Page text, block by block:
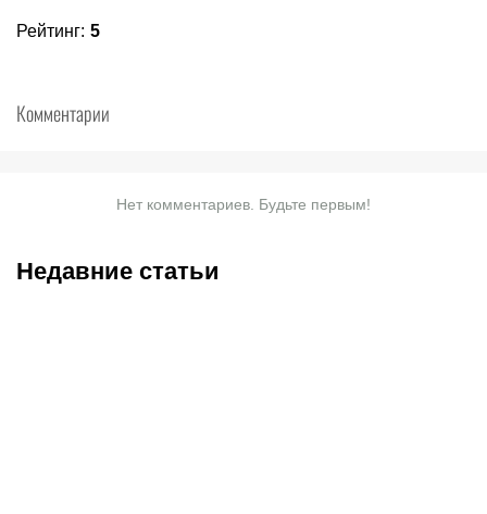
Рейтинг: 5
Комментарии
Нет комментариев. Будьте первым!
Недавние статьи